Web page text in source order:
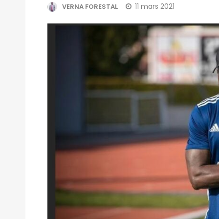
VERNA FORESTAL 11 mars 2021